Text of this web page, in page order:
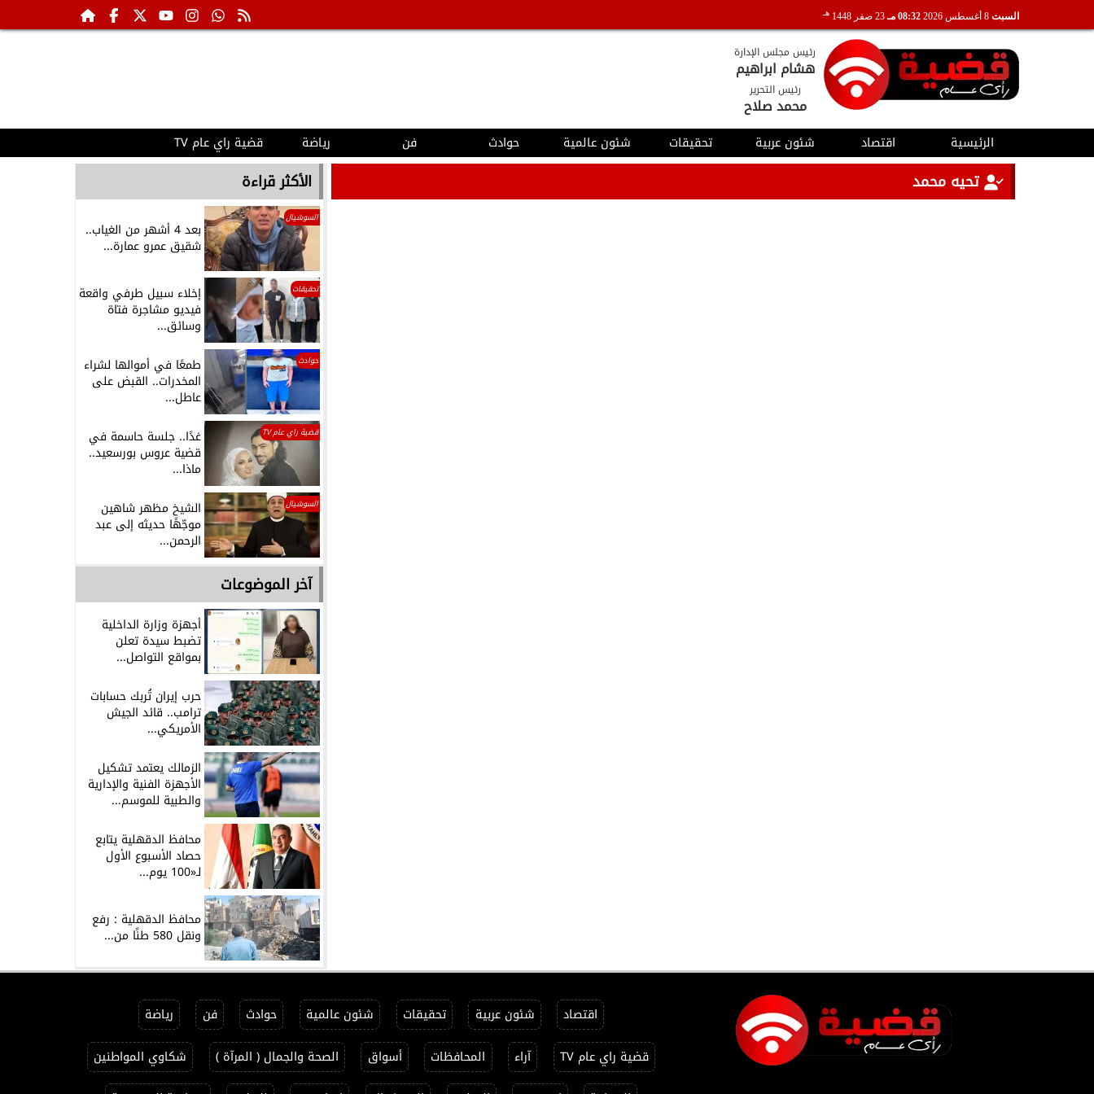
السبت 08:32 مـ 23 صفر 1448 هـ
رئيس مجلس الإدارة
هشام ابراهيم
رئيس التحرير
محمد صلاح
الرئيسية اقتصاد شئون عربية تحقيقات شئون عالمية حوادث فن رياضة قضية راي عام TV
تحيه محمد الأكثر قراءة
السوشيال
بعد 4 أشهر من الغياب..
شقيق عمرو عمارة...
تحقيقات إخلاء سبيل طرفي واقعة
فيديو مشاجرة فتاة
وسائق...
حوادث طمعًا في أموالها لشراء
المخدرات.. القبض على
عاطل...
قضية راي عام TV غدًا.. جلسة حاسمة في
قضية عروس بورسعيد..
ماذا...
السوشيال الشيخ مظهر شاهين
موجّهًا حديثه إلى عبد
الرحمن...
آخر الموضوعات
أجهزة وزارة الداخلية
تضبط سيدة تعلن
بمواقع التواصل...
حرب إيران تُربك حسابات
ترامب.. قائد الجيش
الأمريكي...
الزمالك يعتمد تشكيل
الأجهزة الفنية والإدارية
والطبية للموسم...
محافظ الدقهلية يتابع
حصاد الأسبوع الأول
لـ«100 يوم...
محافظ الدقهلية : رفع
ونقل 580 طنًا من...
اقتصاد شئون عربية تحقيقات شئون عالمية حوادث فن
رياضة
قضية راي عام TV
آراء المحافظات أسواق الصحة والجمال ( المرآة )
شكاوي المواطنين